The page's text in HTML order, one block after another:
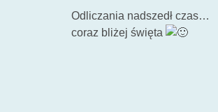
Odliczania nadszedł czas…
coraz bliżej święta